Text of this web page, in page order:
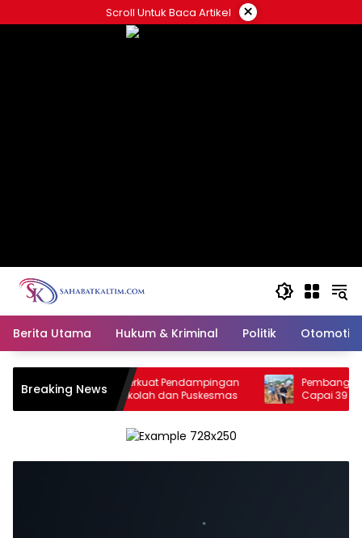
to
Scroll Untuk Baca Artikel ×
Berita Utama Hukum & Kriminal Politik Otomotif
Breaking News
DKK Balikpapan Perkuat Pendampingan
Remaja Lewat Sekolah dan Puskesmas
Pembangunan
Capai 39
November 2026